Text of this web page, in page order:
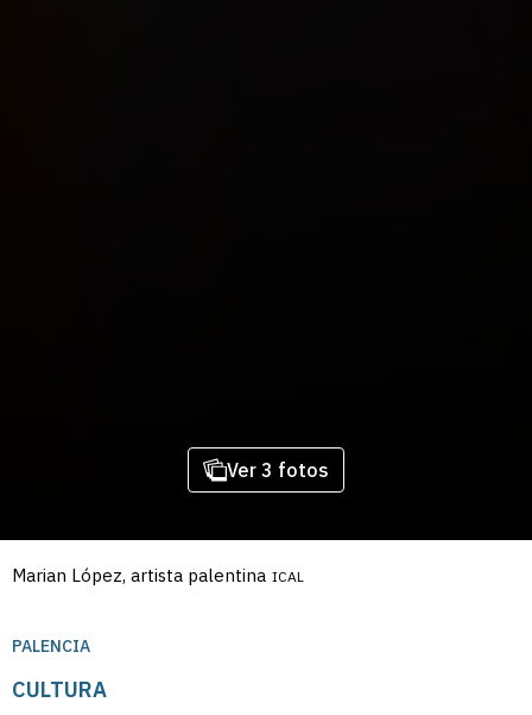
Ver 3 fotos
Marian López, artista palentina ICAL
PALENCIA
CULTURA